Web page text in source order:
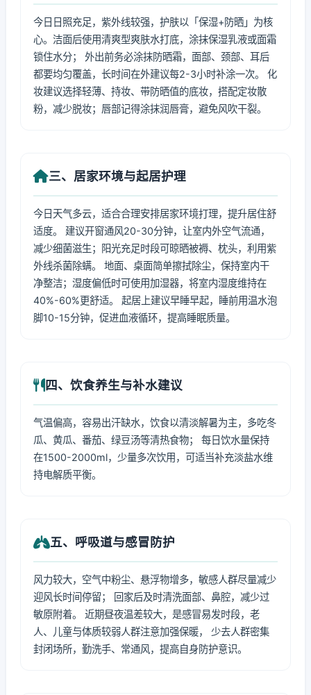
今日日照充足，紫外线较强，护肤以「保湿+防晒」为核
心。洁面后使用清爽型爽肤水打底，涂抹保湿乳液或面霜
锁住水分； 外出前务必涂抹防晒霜，面部、颈部、耳后
都要均匀覆盖，长时间在外建议每2-3小时补涂一次。 化
妆建议选择轻薄、持妆、带防晒值的底妆，搭配定妆散
粉，减少脱妆；唇部记得涂抹润唇膏，避免风吹干裂。
三、居家环境与起居护理
今日天气多云，适合合理安排居家环境打理，提升居住舒
适度。 建议开窗通风20-30分钟，让室内外空气流通，
减少细菌滋生；阳光充足时段可晾晒被褥、枕头，利用紫
外线杀菌除螨。 地面、桌面简单擦拭除尘，保持室内干
净整洁；湿度偏低时可使用加湿器，将室内湿度维持在
40%-60%更舒适。 起居上建议早睡早起，睡前用温水泡
脚10-15分钟，促进血液循环，提高睡眠质量。
四、饮食养生与补水建议
气温偏高，容易出汗缺水，饮食以清淡解暑为主，多吃冬
瓜、黄瓜、番茄、绿豆汤等清热食物； 每日饮水量保持
在1500-2000ml，少量多次饮用，可适当补充淡盐水维
持电解质平衡。
五、呼吸道与感冒防护
风力较大，空气中粉尘、悬浮物增多，敏感人群尽量减少
迎风长时间停留； 回家后及时清洗面部、鼻腔，减少过
敏原附着。 近期昼夜温差较大，是感冒易发时段，老
人、儿童与体质较弱人群注意加强保暖， 少去人群密集
封闭场所，勤洗手、常通风，提高自身防护意识。